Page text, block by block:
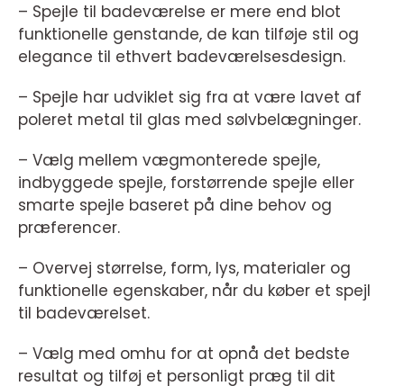
– Spejle til badeværelse er mere end blot
funktionelle genstande, de kan tilføje stil og
elegance til ethvert badeværelsesdesign.
– Spejle har udviklet sig fra at være lavet af
poleret metal til glas med sølvbelægninger.
– Vælg mellem vægmonterede spejle,
indbyggede spejle, forstørrende spejle eller
smarte spejle baseret på dine behov og
præferencer.
– Overvej størrelse, form, lys, materialer og
funktionelle egenskaber, når du køber et spejl
til badeværelset.
– Vælg med omhu for at opnå det bedste
resultat og tilføj et personligt præg til dit